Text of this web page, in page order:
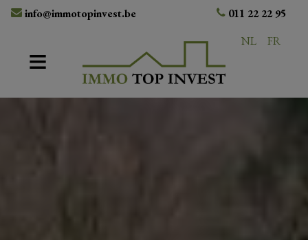
info@immotopinvest.be
011 22 22 95
NL
FR